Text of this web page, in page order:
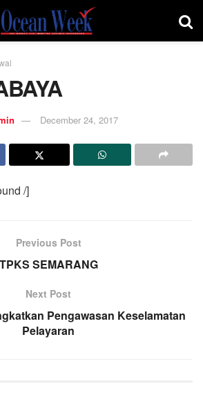
December 24, 2017
/]
Previous Post
TPKS SEMARANG
Next Post
Pengawasan Keselamatan
Pelayaran